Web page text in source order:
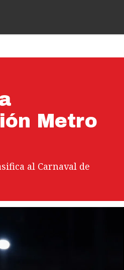
Metro
al Carnaval de